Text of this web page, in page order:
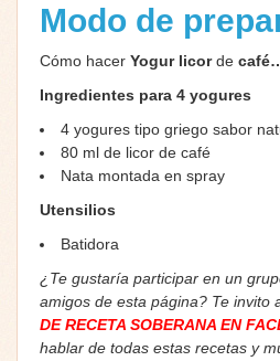
Modo de
Cómo hacer Yogur licorde
Ingredientes para 4 yogures
4 yogures tipo griego sabor
80 ml de licor de café
Nata montada en spray
Utensilios
Batidora
¿Te gustaría participar en un
amigos de esta página? Te invito
DE RECETA SOBERANA EN
hablar de todas estas recetas y